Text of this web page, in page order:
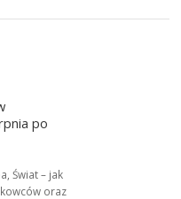
po
Świat – jak
oraz